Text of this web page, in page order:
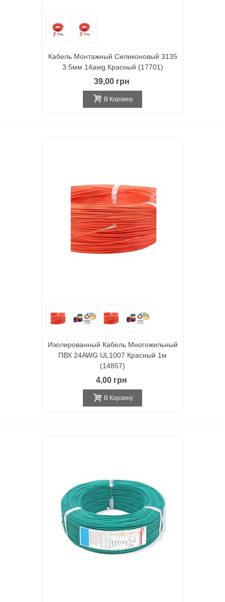
Кабель Монтажный Силиконовый 3135
3.5мм 14awg Красный (17701)
39,00 грн
В Корзину
Изолированный Кабель Многожильный
ПВХ 24AWG UL1007 Красный 1м
(14857)
4,00 грн
В Корзину